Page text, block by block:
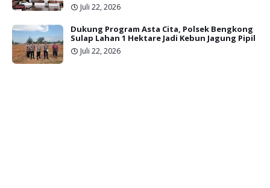
Juli 22, 2026
Dukung Program Asta Cita, Polsek Bengkong
Sulap Lahan 1 Hektare Jadi Kebun Jagung Pipil
Juli 22, 2026